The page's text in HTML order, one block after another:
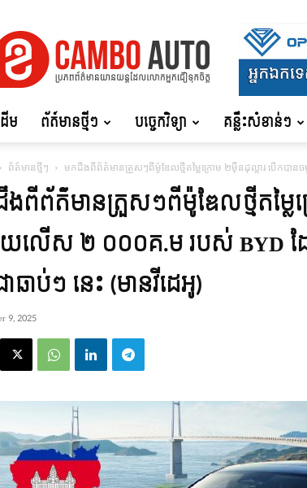
Auto
ម ព័ត៍មានថ្មីៗ បច្ចេកវិទ្យា គន្លឹះសំខាន់ៗ
ព័ត៍មានថ្មីៗ មកដឹងពីព័ត៌មានត្រួសៗពីម៉ូឌែលថ្មីតម្លៃក្រោម ២ម៉ឺនដុល្លារ បើកបាន
ពីព័ត៌មានត្រួសៗពីម៉ូឌែលថ្មីតម្លៃ
យលើស ២ ០០០គ.ម របស់ BYD ដ
ាឆាប់ៗ នេះ (មានវីដេអូ)
9, 2025